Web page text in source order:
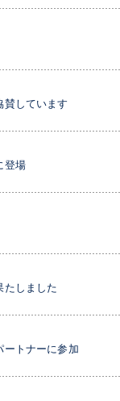
しています
登場
たしました
ートナーに参加